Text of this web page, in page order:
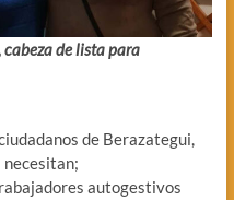
de lista para
de Berazategui,
necesitan;
autogestivos